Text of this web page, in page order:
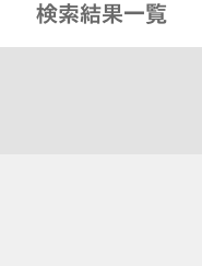
検索結果一覧